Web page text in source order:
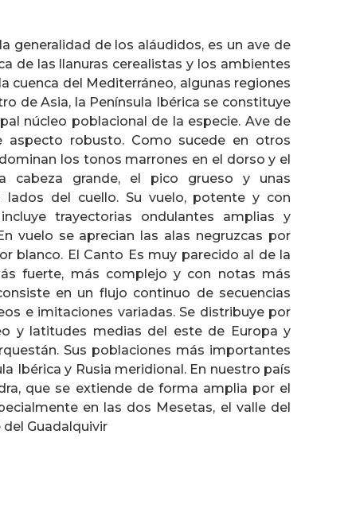
generalidad de los aláudidos, es un ave de
de las llanuras cerealistas y los ambientes
cuenca del Mediterráneo, algunas regiones
de Asia, la Península Ibérica se constituye
núcleo poblacional de la especie. Ave de
aspecto robusto. Como sucede en otros
los tonos marrones en el dorso y el
cabeza grande, el pico grueso y unas
lados del cuello. Su vuelo, potente y con
trayectorias ondulantes amplias y
vuelo se aprecian las alas negruzcas por
blanco. El Canto Es muy parecido al de la
fuerte, más complejo y con notas más
en un flujo continuo de secuencias
e imitaciones variadas. Se distribuye por
y latitudes medias del este de Europa y
Sus poblaciones más importantes
Ibérica y Rusia meridional. En nuestro país
que se extiende de forma amplia por el
en las dos Mesetas, el valle del
del Guadalquivir